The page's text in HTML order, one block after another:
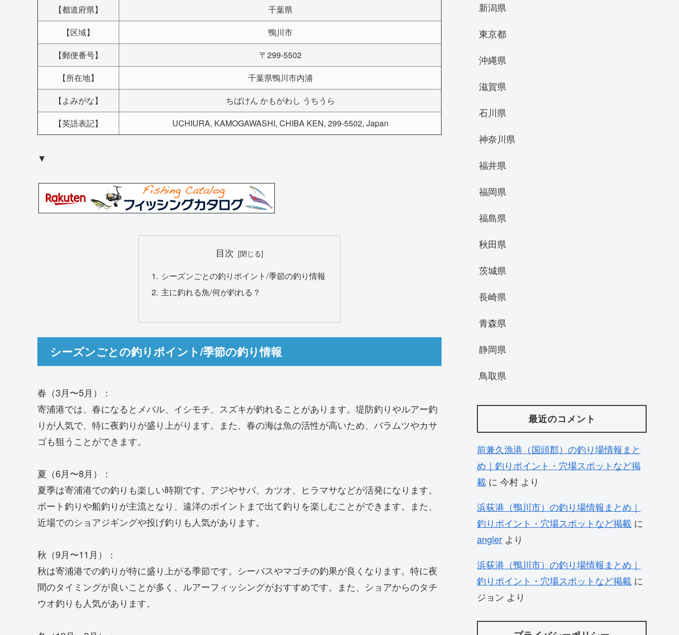
【都道府県】
千葉県
【区域】
鴨川市
【郵便番号】
〒299-5502
【所在地】
千葉県鴨川市内浦
【よみがな】
ちばけん かもがわし うちうら
【英語表記】
UCHIURA, KAMOGAWASHI, CHIBA KEN, 299-5502, Japan
▼
目次
シーズンごとの釣りポイント/季節の釣り情報
主に釣れる魚/何が釣れる？
シーズンごとの釣りポイント/季節の釣り情報
春（3月〜5月）：
寄浦港では、春になるとメバル、イシモチ、スズキが釣れることがあります。堤防釣りやルアー釣
りが人気で、特に夜釣りが盛り上がります。また、春の海は魚の活性が高いため、バラムツやカサ
ゴも狙うことができます。
夏（6月〜8月）：
夏季は寄浦港での釣りも楽しい時期です。アジやサバ、カツオ、ヒラマサなどが活発になります。
ボート釣りや船釣りが主流となり、遠洋のポイントまで出て釣りを楽しむことができます。また、
近場でのショアジギングや投げ釣りも人気があります。
秋（9月〜11月）：
秋は寄浦港での釣りが特に盛り上がる季節です。シーバスやマゴチの釣果が良くなります。特に夜
間のタイミングが良いことが多く、ルアーフィッシングがおすすめです。また、ショアからのタチ
ウオ釣りも人気があります。
新潟県
東京都
沖縄県
滋賀県
石川県
神奈川県
福井県
福岡県
福島県
秋田県
茨城県
長崎県
青森県
静岡県
鳥取県
最近のコメント
前兼久漁港（国頭郡）の釣り場情報まと
め｜釣りポイント・穴場スポットなど掲
載 に 今村 より
浜荻港（鴨川市）の釣り場情報まとめ｜
釣りポイント・穴場スポットなど掲載 に
angler より
浜荻港（鴨川市）の釣り場情報まとめ｜
釣りポイント・穴場スポットなど掲載 に
ジョン より